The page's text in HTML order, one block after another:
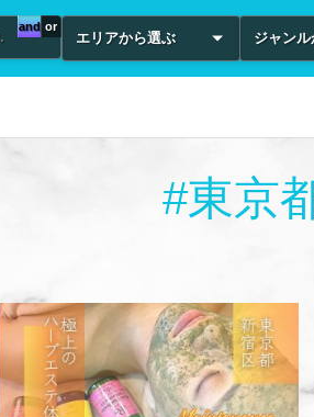
and or
エリアから選ぶ ジャン
#東京